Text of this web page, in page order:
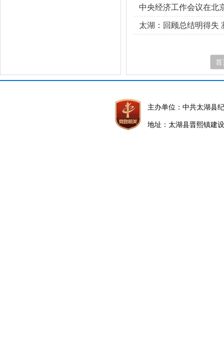
中央经济工作会议在北
太湖：回顾总结明得失
首
主办单位：中共太湖县
地址：太湖县晋熙镇建